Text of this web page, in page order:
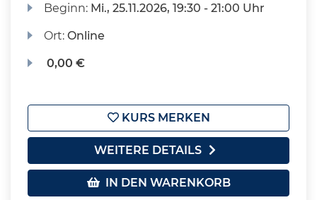
Beginn: Mi., 25.11.2026, 19:30 - 21:00 Uhr
Ort:Online
0,00 €
KURS MERKEN
WEITERE DETAILS
IN DEN WARENKORB